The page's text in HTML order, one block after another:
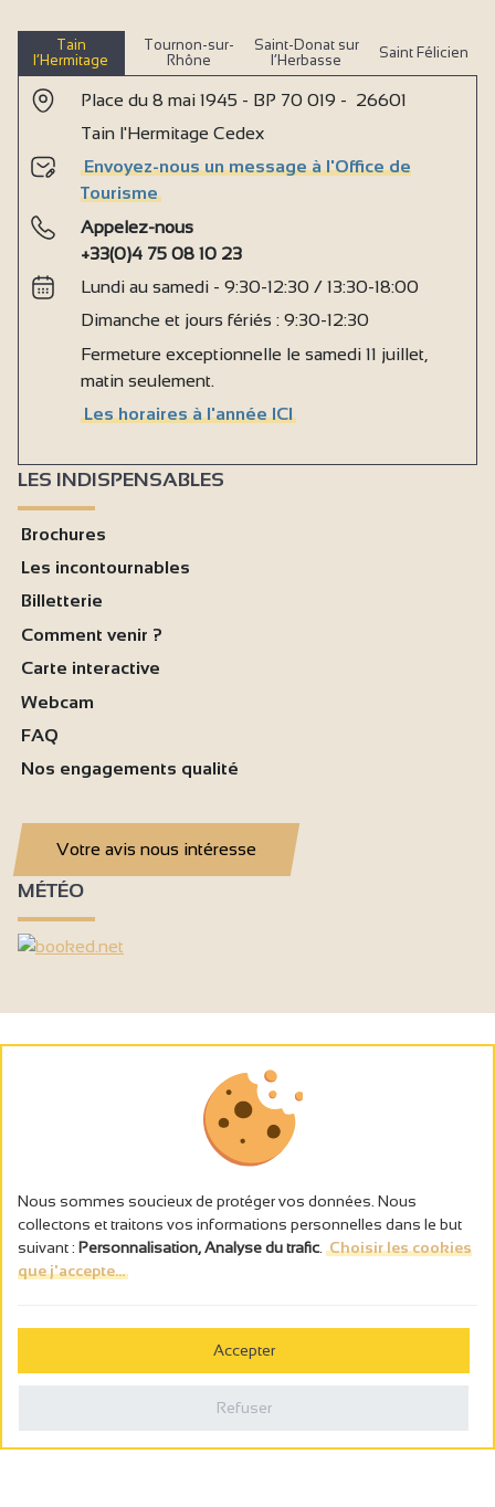
Tain
l’Hermitage
Tournon-sur-
Rhône
Saint-Donat sur
l’Herbasse
Saint Félicien
Place du 8 mai 1945 - BP 70 019 - 26601
Tain l'Hermitage Cedex
Envoyez-nous un message à l'Office de
Tourisme
Appelez-nous
+33(0)4 75 08 10 23
Lundi au samedi - 9:30-12:30 / 13:30-18:00
Dimanche et jours fériés : 9:30-12:30
Fermeture exceptionnelle le samedi 11 juillet,
matin seulement.
Les horaires à l'année ICI
LES INDISPENSABLES
Brochures
Les incontournables
Billetterie
Comment venir ?
Carte interactive
Webcam
FAQ
Nos engagements qualité
Votre avis nous intéresse
MÉTÉO
L’abus d’alcool est dangereux pour la santé, à consommer avec
Politique de confidentialité
Nous sommes soucieux de protéger vos données. Nous
collectons et traitons vos informations personnelles dans le but
suivant : Personnalisation, Analyse du trafic Choisir les cookies
que j'accepte...
Accepter
Refuser